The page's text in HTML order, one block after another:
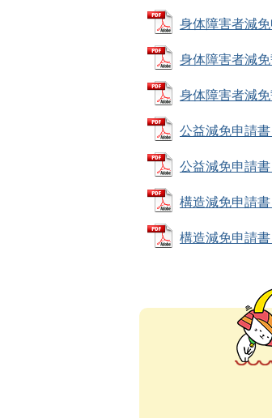
身体障害者減
身体障害者減
身体障害者減
公益減免申請
公益減免申請
構造減免申請
構造減免申請